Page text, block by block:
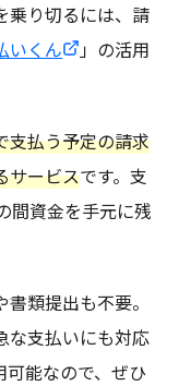
乗り切るには、請
いくん
」の活用
支払う予定の請求
サービスです。支
間資金を手元に残
類提出も不要。
な支払いにも対応
可能なので、ぜひ